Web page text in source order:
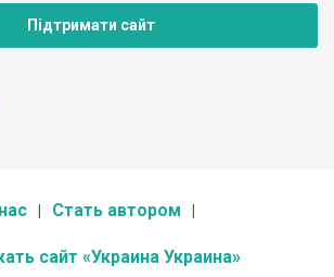
Підтримати сайт
Стать автором
сайт «Украина Украина»